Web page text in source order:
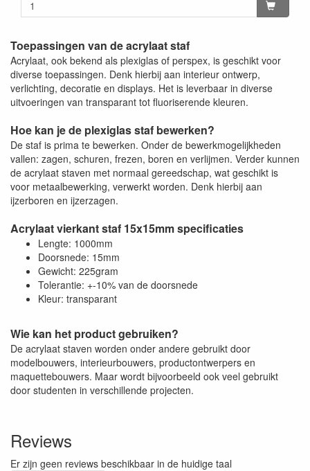
Toepassingen van de acrylaat staf
Acrylaat, ook bekend als plexiglas of perspex, is geschikt voor
diverse toepassingen. Denk hierbij aan interieur ontwerp,
verlichting, decoratie en displays. Het is leverbaar in diverse
uitvoeringen van transparant tot fluoriserende kleuren.
Hoe kan je de plexiglas staf bewerken?
De staf is prima te bewerken. Onder de bewerkmogelijkheden
vallen: zagen, schuren, frezen, boren en verlijmen. Verder kunnen
de acrylaat staven met normaal gereedschap, wat geschikt is
voor metaalbewerking, verwerkt worden. Denk hierbij aan
ijzerboren en ijzerzagen.
Acrylaat vierkant staf 15x15mm specificaties
Lengte: 1000mm
Doorsnede: 15mm
Gewicht: 225gram
Tolerantie: +-10% van de doorsnede
Kleur: transparant
Wie kan het product gebruiken?
De acrylaat staven worden onder andere gebruikt door
modelbouwers, interieurbouwers, productontwerpers en
maquettebouwers. Maar wordt bijvoorbeeld ook veel gebruikt
door studenten in verschillende projecten.
Reviews
Er zijn geen reviews beschikbaar in de huidige taal